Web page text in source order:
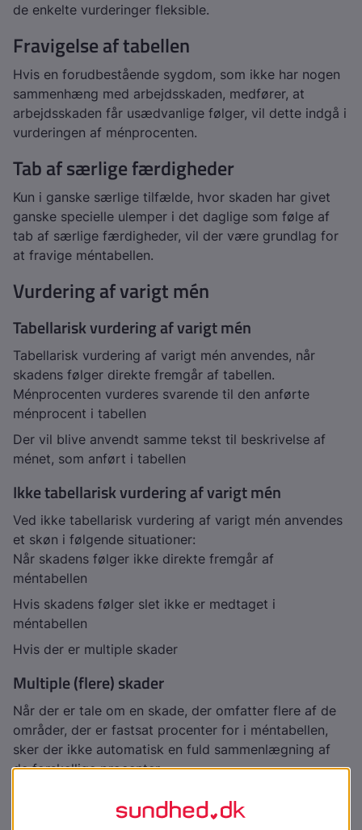
de enkelte vurderinger fleksible.
Fravigelse af tabellen
Hvis en forudbestående sygdom, som ikke har nogen
sammenhæng med arbejdsskaden, medfører, at
arbejdsskaden får usædvanlige følger, vil dette indgå i
vurderingen af ménprocenten.
Tab af særlige færdigheder
Kun i ganske særlige tilfælde, hvor skaden har givet
ganske specielle ulemper i det daglige som følge af
tab af særlige færdigheder, vil der være grundlag for
at fravige méntabellen.
Vurdering af varigt mén
Tabellarisk vurdering af varigt mén
Tabellarisk vurdering af varigt mén anvendes, når
skadens følger direkte fremgår af tabellen.
Ménprocenten vurderes svarende til den anførte
ménprocent i tabellen
Der vil blive anvendt samme tekst til beskrivelse af
ménet, som anført i tabellen
Ikke tabellarisk vurdering af varigt mén
Ved ikke tabellarisk vurdering af varigt mén anvendes
et skøn i følgende situationer:
Når skadens følger ikke direkte fremgår af
méntabellen
Hvis skadens følger slet ikke er medtaget i
méntabellen
Hvis der er multiple skader
Multiple (flere) skader
Når der er tale om en skade, der omfatter flere af de
områder, der er fastsat procenter for i méntabellen,
sker der ikke automatisk en fuld sammenlægning af
de forskellige procenter.
Den samlede ménprocent vil blive fastsat efter et
skøn, hvor det samlede funktionsniveau vurderes. Ved